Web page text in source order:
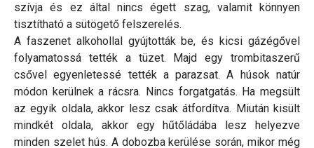
szívja és ez által nincs égett szag, valamit könnyen
tisztítható a sütögető felszerelés.
A faszenet alkohollal gyújtották be, és kicsi gázégővel
folyamatossá tették a tüzet. Majd egy trombitaszerű
csővel egyenletessé tették a parazsat. A húsok natúr
módon kerülnek a rácsra. Nincs forgatgatás. Ha megsült
az egyik oldala, akkor lesz csak átfordítva. Miután kisült
mindkét oldala, akkor egy hűtőládába lesz helyezve
minden szelet hús. A dobozba kerülése során, mikor még